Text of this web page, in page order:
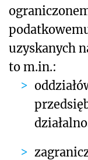
uzyskanych
to m.in.: